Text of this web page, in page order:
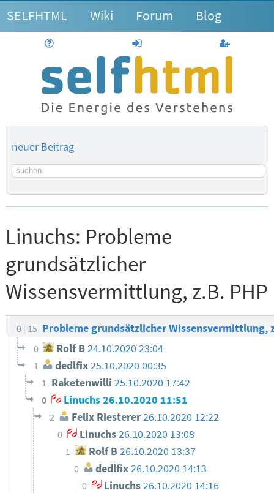
SELFHTML Wiki Forum Blog
anmelden
neuer Beitrag
Suchbegriff
Linuchs: Probleme
grundsätzlicher
Wissensvermittlung, z.B. PHP
0 15 Probleme grundsätzlicher Wissensvermittlung,
0 Rolf B24.10.2020 23:04
1 dedlfix25.10.2020 00:35
1 Raketenwilli 25.10.2020 17:42
0 Linuchs 26.10.2020 11:51
2 Felix Riesterer26.10.2020 12:22
0 Linuchs26.10.2020 13:08
1 Rolf B26.10.2020 13:37
0 dedlfix26.10.2020 14:13
0 Linuchs 26.10.2020 14:16